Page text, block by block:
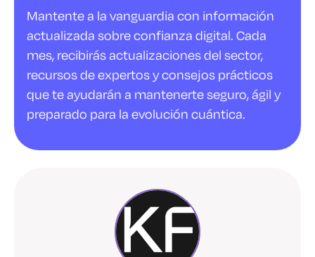
Mantente a la vanguardia con información
actualizada sobre confianza digital. Cada
mes, recibirás actualizaciones del sector,
recursos de expertos y consejos prácticos
que te ayudarán a mantenerte seguro, ágil y
preparado para la evolución cuántica.